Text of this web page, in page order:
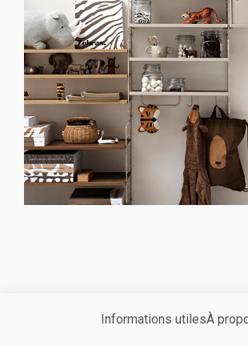
Informations utilesÀ